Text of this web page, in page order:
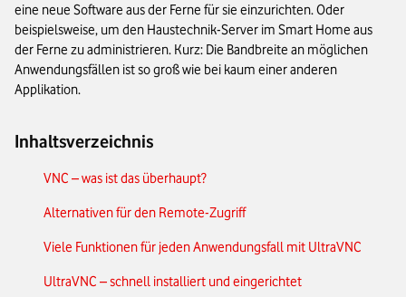
eine neue Software aus der Ferne für sie einzurichten. Oder
beispielsweise, um den Haustechnik-Server im Smart Home aus
der Ferne zu administrieren. Kurz: Die Bandbreite an möglichen
Anwendungsfällen ist so groß wie bei kaum einer anderen
Applikation.
Inhaltsverzeichnis
VNC – was ist das überhaupt?
Alternativen für den Remote-Zugriff
Viele Funktionen für jeden Anwendungsfall mit UltraVNC
UltraVNC – schnell installiert und eingerichtet